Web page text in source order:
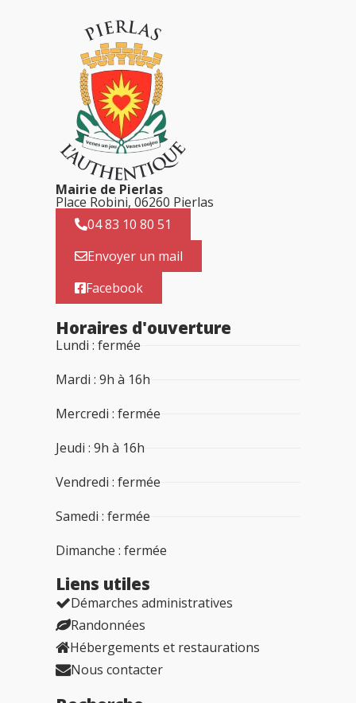
Mairie de Pierlas
Place Robini, 06260 Pierlas
04 83 10 80 51
Envoyer un mail
Facebook
Horaires d'ouverture
Lundi : fermée
Mardi : 9h à 16h
Mercredi : fermée
Jeudi : 9h à 16h
Vendredi : fermée
Samedi : fermée
Dimanche : fermée
Liens utiles​
Démarches administratives
Randonnées
Hébergements et restaurations
Nous contacter